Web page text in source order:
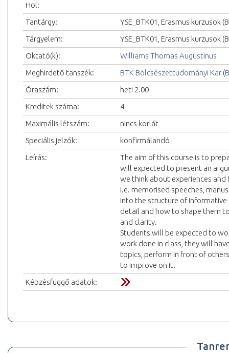
Hol:
Tantárgy:
YSE_BTK01, Erasmus kurzusok
Tárgyelem:
YSE_BTK01, Erasmus kurzusok
Oktató(k):
Williams Thomas Augustinus
Meghirdető tanszék:
BTK Bölcsészettudományi Kar (
Óraszám:
heti 2.00
Kreditek száma:
4
Maximális létszám:
nincs korlát
Speciális jelzők:
konfirmálandó
Leírás:
The aim of this course is to
will expected to present an
we think about experiences
i.e. memorised speeches,
into the structure of
detail and how to shape them
and clarity.
Students will be expected to
work done in class, they will
topics, perform in front of
to improve on it.
Képzésfüggő adatok: